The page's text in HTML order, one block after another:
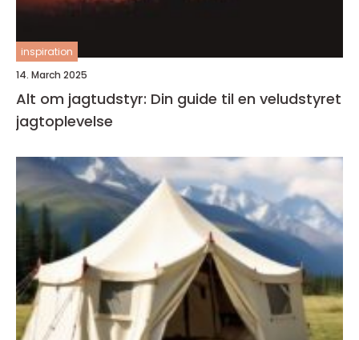
inspiration
14. March 2025
Alt om jagtudstyr: Din guide til en veludstyret
jagtoplevelse